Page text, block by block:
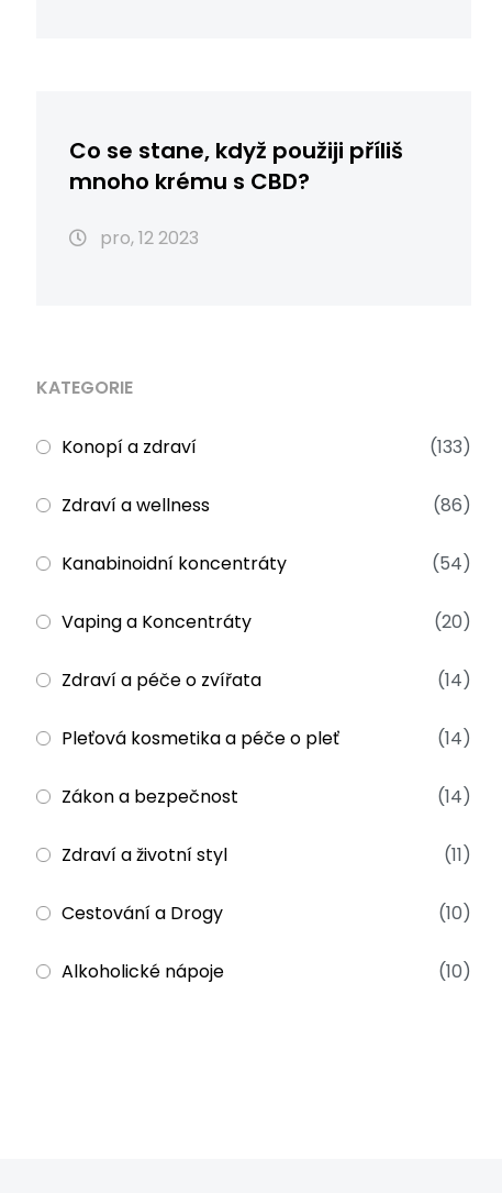
Co se stane, když použiji příliš
mnoho krému s CBD?
pro, 12 2023
KATEGORIE
Konopí a zdraví (133)
Zdraví a wellness (86)
Kanabinoidní koncentráty (54)
Vaping a Koncentráty (20)
Zdraví a péče o zvířata (14)
Pleťová kosmetika a péče o pleť (14)
Zákon a bezpečnost (14)
Zdraví a životní styl (11)
Cestování a Drogy (10)
Alkoholické nápoje (10)